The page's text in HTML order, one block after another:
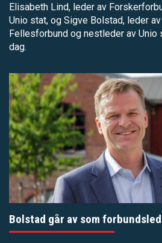
Elisabeth Lind, leder av
Unio stat, og Sigve Bolstad, leder
Fellesforbund og nestleder av Unio
dag.
Bolstad går av som